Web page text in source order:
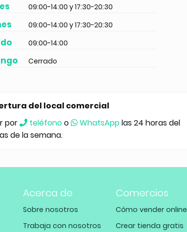
09:00-14:00 y 17:30-20:30
09:00-14:00 y 17:30-20:30
09:00-14:00
Cerrado
del local comercial
por
teléfonoo WhatsApplas 24 horas del
de la semana.
Acerca de
Sobre nosotros
Trabaja con nosotros
Comercios
Cómo vender online
Crear tienda gratis